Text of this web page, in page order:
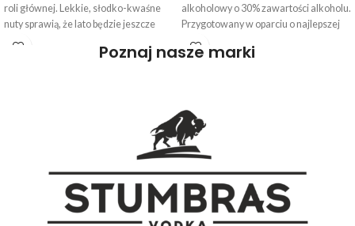
roli głównej. Lekkie, słodko-kwaśne
nuty sprawią, że lato będzie jeszcze
przyjemniejsze.
alkoholowy o 30% zawartości alkoholu.
Przygotowany w oparciu o najlepszej
jakości, doskonale znaną wódkę
STUMBRAS został nasycony sokiem
charakterystyczny dla soczystej wiśni.
Intensywny ciemnoczerwony kolor
napoju o brązowawym odcieniu
smaku owoców.
Poznaj nasze marki